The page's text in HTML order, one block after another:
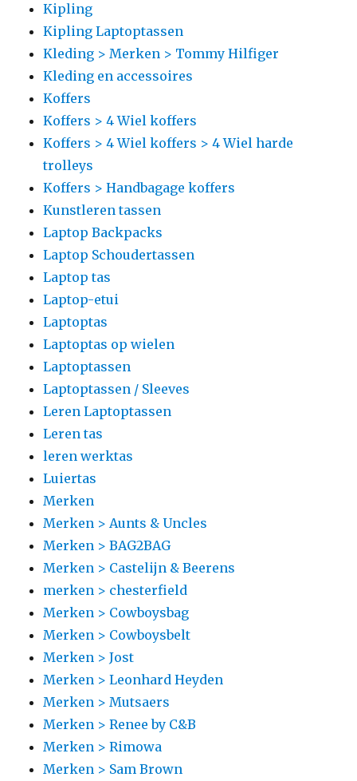
Kipling
Kipling Laptoptassen
Kleding > Merken > Tommy Hilfiger
Kleding en accessoires
Koffers
Koffers > 4 Wiel koffers
Koffers > 4 Wiel koffers > 4 Wiel harde
trolleys
Koffers > Handbagage koffers
Kunstleren tassen
Laptop Backpacks
Laptop Schoudertassen
Laptop tas
Laptop-etui
Laptoptas
Laptoptas op wielen
Laptoptassen
Laptoptassen / Sleeves
Leren Laptoptassen
Leren tas
leren werktas
Luiertas
Merken
Merken > Aunts & Uncles
Merken > BAG2BAG
Merken > Castelijn & Beerens
merken > chesterfield
Merken > Cowboysbag
Merken > Cowboysbelt
Merken > Jost
Merken > Leonhard Heyden
Merken > Mutsaers
Merken > Renee by C&B
Merken > Rimowa
Merken > Sam Brown